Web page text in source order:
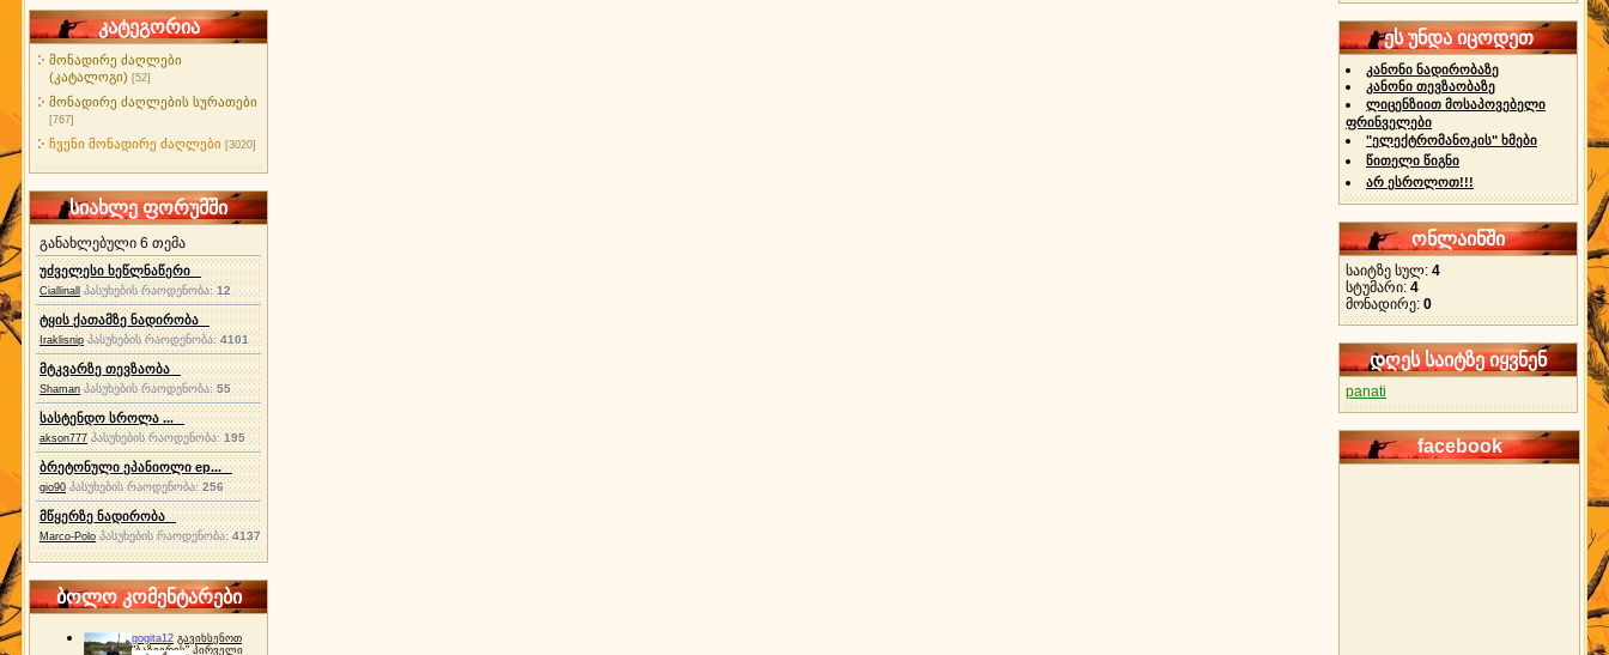
კატეგორია
მონადირე ძაღლები
(კატალოგი) [52]
მონადირე ძაღლების სურათები
[767]
ჩვენი მონადირე ძაღლები [3020]
სიახლე ფორუმში
განახლებული 6 თემა
უძველესი ხეწლნაწერი
Ciallinall პასუხების რაოდენობა:12
ტყის ქათამზე ნადირობა
Iraklisnip პასუხების რაოდენობა: 4101
მტკვარზე თევზაობა
Shaman პასუხების რაოდენობა:55
სასტენდო სროლა ...
akson777 პასუხების რაოდენობა:195
ბრეტონული ეპანიოლი ep...
gio90 პასუხების რაოდენობა:256
მწყერზე ნადირობა
Marco-Polo პასუხების რაოდენობა:4137
ბოლო კომენტარები
gogita12 გავიხსენოთ
"ბაზიერის" პირველი
ეს უნდა იცოდეთ
კანონი ნადირობაზე
კანონი თევზაობაზე
ლიცენზიით მოსაპოვებელი
ფრინველები
"ელექტრომანოკის" ხმები
წითელი წიგნი
არ ესროლოთ!!!
ონლაინში
საიტზე სულ: 4
სტუმარი: 4
მონადირე: 0
დღეს საიტზე იყვნენ
panati
facebook